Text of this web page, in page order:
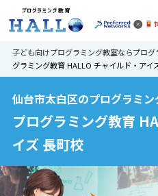
子ども向けプログラミング教室ならプロ
グラミング教育 HALLO チャイルド・アイ
仙台市太白区のプログラミ
プログラミング教育
イズ 長町校